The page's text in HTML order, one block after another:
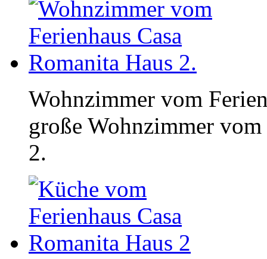
Wohnzimmer vom
große Wohnzimmer
2.